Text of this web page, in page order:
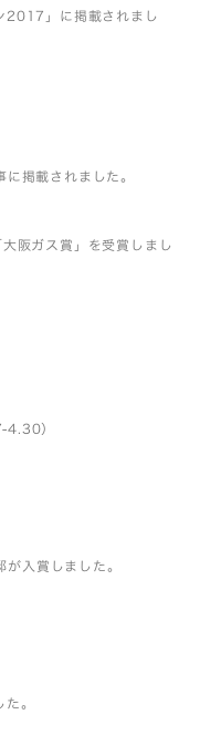
2017」に掲載されまし
掲載されました。
阪ガス賞」を受賞しまし
4.30）
入賞しました。
。